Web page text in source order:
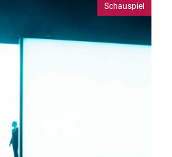
Schauspiel